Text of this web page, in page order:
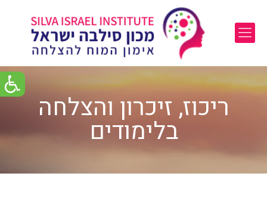
ריכוז, זיכרון והצלחה
בלימודים